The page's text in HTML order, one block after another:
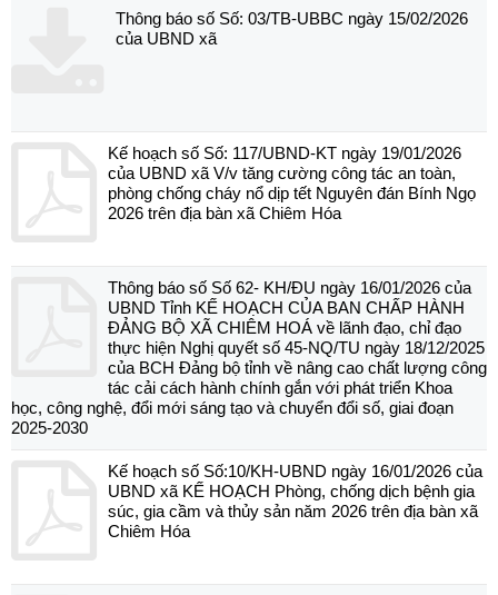
Thông báo số Số: 03/TB-UBBC ngày 15/02/2026
của UBND xã
Kế hoạch số Số: 117/UBND-KT ngày 19/01/2026
của UBND xã V/v tăng cường công tác an toàn,
phòng chống cháy nổ dịp tết Nguyên đán Bính Ngọ
2026 trên địa bàn xã Chiêm Hóa
Thông báo số Số 62- KH/ĐU ngày 16/01/2026 của
UBND Tỉnh KẾ HOẠCH CỦA BAN CHẤP HÀNH
ĐẢNG BỘ XÃ CHIÊM HOÁ về lãnh đạo, chỉ đạo
thực hiện Nghị quyết số 45-NQ/TU ngày 18/12/2025
của BCH Đảng bộ tỉnh về nâng cao chất lượng công
tác cải cách hành chính gắn với phát triển Khoa
học, công nghệ, đổi mới sáng tạo và chuyển đổi số, giai đoạn
2025-2030
Kế hoạch số Số:10/KH-UBND ngày 16/01/2026 của
UBND xã KẾ HOẠCH Phòng, chống dịch bệnh gia
súc, gia cầm và thủy sản năm 2026 trên địa bàn xã
Chiêm Hóa